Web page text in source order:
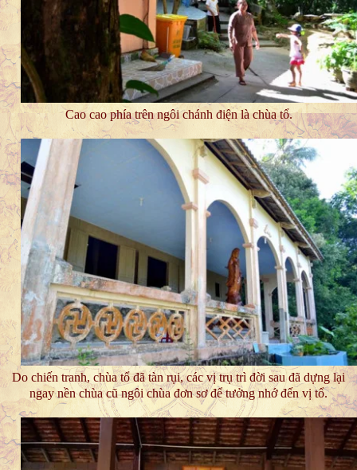
Cao cao phía trên ngôi chánh điện là chùa tổ.
Do chiến tranh, chùa tổ đã tàn rụi, các vị trụ trì đời sau đã dựng lại
ngay nền chùa cũ ngôi chùa đơn sơ để tưởng nhớ đến vị tổ.